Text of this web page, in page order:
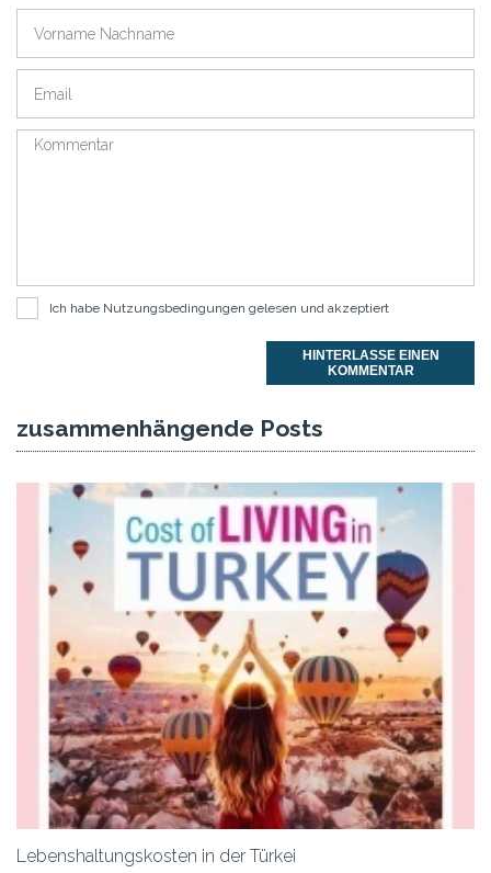
Ich habe Nutzungsbedingungen gelesen und akzeptiert
HINTERLASSE EINEN
KOMMENTAR
zusammenhängende Posts
Lebenshaltungskosten in der Türkei